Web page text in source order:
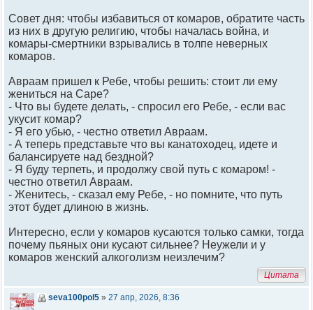
Совет дня: чтобы избавиться от комаров, обратите часть
из них в другую религию, чтобы началась война, и
комары-смертники взрывались в толпе неверных
комаров.
Авраам пришел к Ребе, чтобы решить: стоит ли ему
жениться на Саре?
- Что вы будете делать, - спросил его Ребе, - если вас
укусит комар?
- Я его убью, - честно ответил Авраам.
- А теперь представьте что вы канатоходец, идете и
балансируете над бездной?
- Я буду терпеть, и продолжу свой путь с комаром! -
честно ответил Авраам.
- Женитесь, - сказал ему Ребе, - но помните, что путь
этот будет длиною в жизнь.
Интересно, если у комаров кусаются только самки, тогда
почему пьяных они кусают сильнее? Неужели и у
комаров женский алкоголизм неизлечим?
Цитата
seva100pol5 » 27 апр, 2026, 8:36